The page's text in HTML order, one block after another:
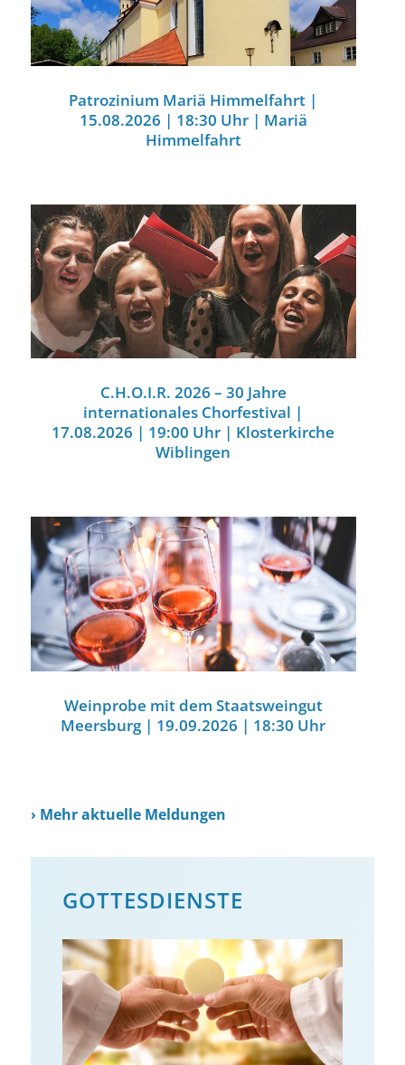
Patrozinium Mariä Himmelfahrt |
15.08.2026 | 18:30 Uhr | Mariä
Himmelfahrt
C.H.O.I.R. 2026 – 30 Jahre
internationales Chorfestival |
17.08.2026 | 19:00 Uhr | Klosterkirche
Wiblingen
Weinprobe mit dem Staatsweingut
Meersburg | 19.09.2026 | 18:30 Uhr
› Mehr aktuelle Meldungen
GOTTES­DIENSTE